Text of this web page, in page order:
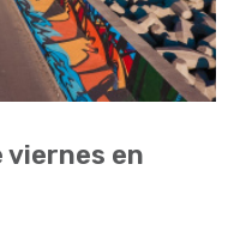
viernes en